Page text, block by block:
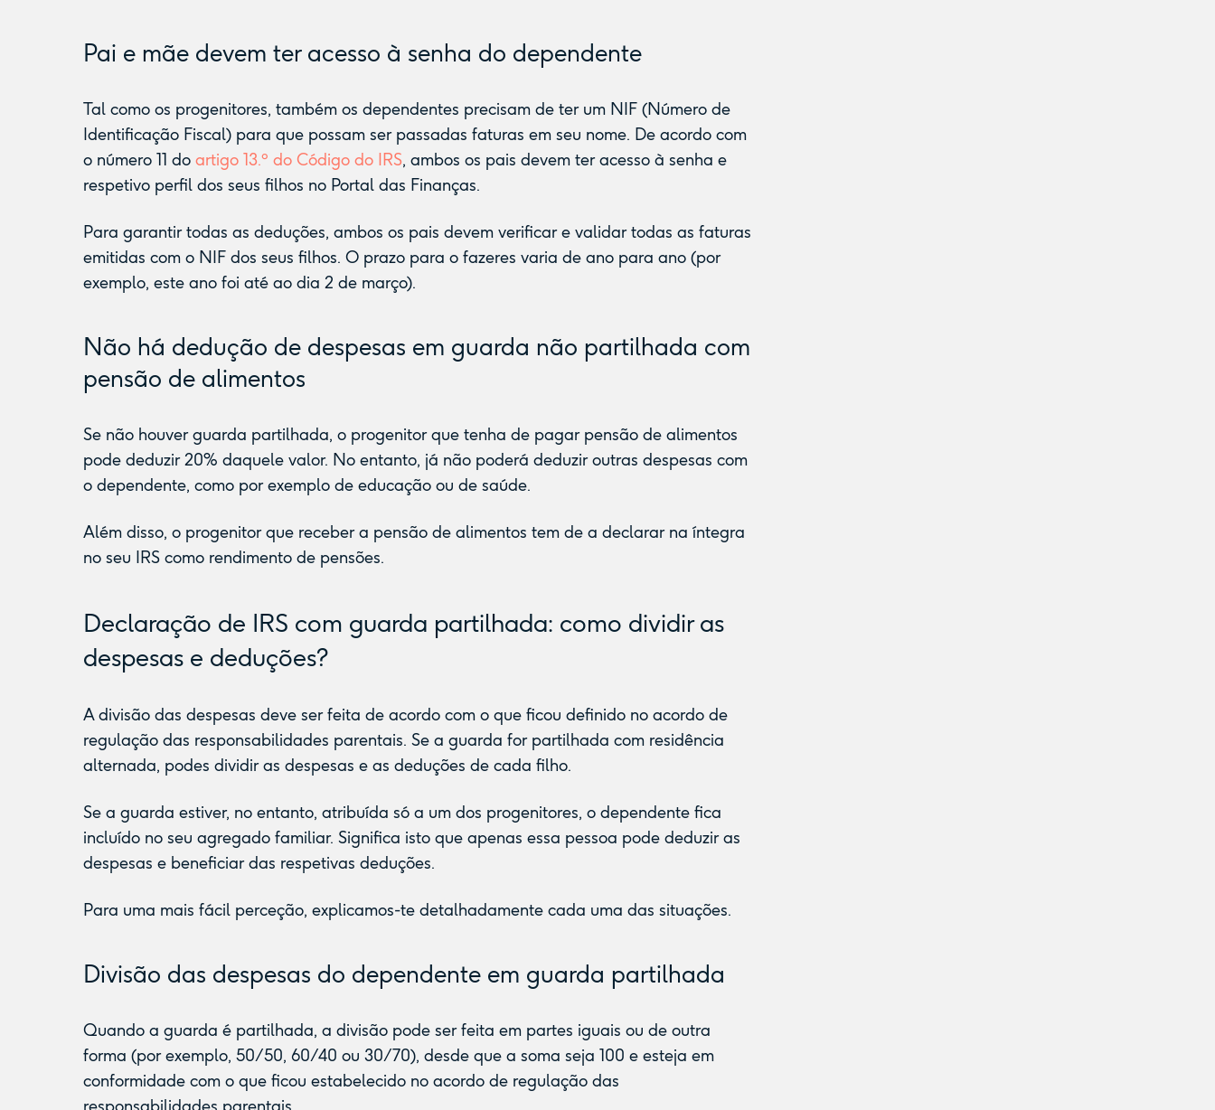
Pai e mãe devem ter acesso à senha do dependente
Tal como os progenitores, também os dependentes precisam de ter um NIF (Número de
Identificação Fiscal) para que possam ser passadas faturas em seu nome. De acordo com
o número 11 do artigo 13.º do Código do IRS, ambos os pais devem ter acesso à senha e
respetivo perfil dos seus filhos no Portal das Finanças.
Para garantir todas as deduções, ambos os pais devem verificar e validar todas as faturas
emitidas com o NIF dos seus filhos. O prazo para o fazeres varia de ano para ano (por
exemplo, este ano foi até ao dia 2 de março).
Não há dedução de despesas em guarda não partilhada com
pensão de alimentos
Se não houver guarda partilhada, o progenitor que tenha de pagar pensão de alimentos
pode deduzir 20% daquele valor. No entanto, já não poderá deduzir outras despesas com
o dependente, como por exemplo de educação ou de saúde.
Além disso, o progenitor que receber a pensão de alimentos tem de a declarar na íntegra
no seu IRS como rendimento de pensões.
Declaração de IRS com guarda partilhada: como dividir as
despesas e deduções?
A divisão das despesas deve ser feita de acordo com o que ficou definido no acordo de
regulação das responsabilidades parentais. Se a guarda for partilhada com residência
alternada, podes dividir as despesas e as deduções de cada filho.
Se a guarda estiver, no entanto, atribuída só a um dos progenitores, o dependente fica
incluído no seu agregado familiar. Significa isto que apenas essa pessoa pode deduzir as
despesas e beneficiar das respetivas deduções.
Para uma mais fácil perceção, explicamos-te detalhadamente cada uma das situações.
Divisão das despesas do dependente em guarda partilhada
Quando a guarda é partilhada, a divisão pode ser feita em partes iguais ou de outra
forma (por exemplo, 50/50, 60/40 ou 30/70), desde que a soma seja 100 e esteja em
conformidade com o que ficou estabelecido no acordo de regulação das